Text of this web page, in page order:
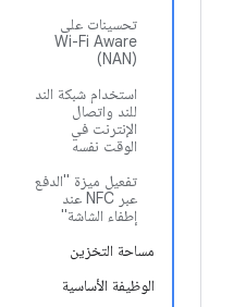
تحسينات على
Wi-Fi Aware
(NAN)
استخدام شبكة الند
للند واتصال
الإنترنت في
الوقت نفسه
تفعيل ميزة "الدفع
عبر NFC عند
إطفاء الشاشة"
مساحة التخزين
الوظيفة الأساسية